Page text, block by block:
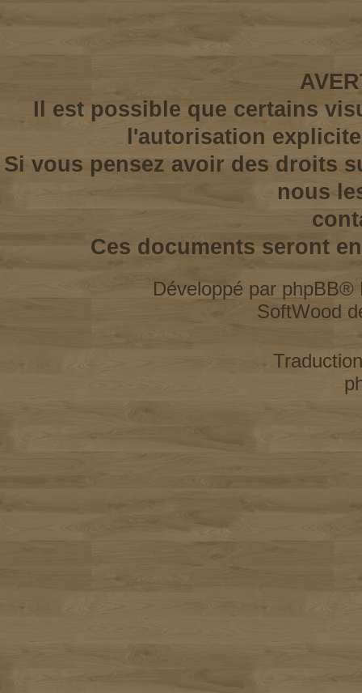
Il est possible que certains
l'autorisation
Si vous pensez avoir des droits
nous
Ces documents seront
Développé par phpBB®
SoftWood